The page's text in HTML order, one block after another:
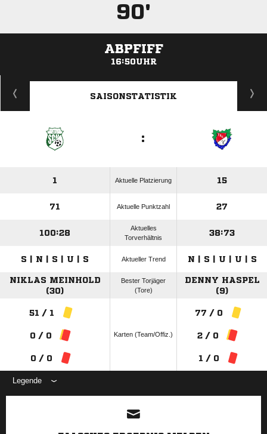
90'
ABPFIFF
16:50UHR
ANZEIGE
SAISONSTATISTIK
:
1 Aktuelle Platzierung 15
71 Aktuelle Punktzahl 27
100:28
Aktuelles
Torverhältnis
38:73
S | N | S | U | S Aktueller Trend N | S | U | U | S
NIKLAS MEINHOLD
(30)
Bester Torjäger
(Tore)
DENNY HASPEL
(9)
51 / 1
0 / 0
0 / 0
Karten (Team/Offiz.)
77 / 0
2 / 0
1 / 0
Legende
ANZEIGE